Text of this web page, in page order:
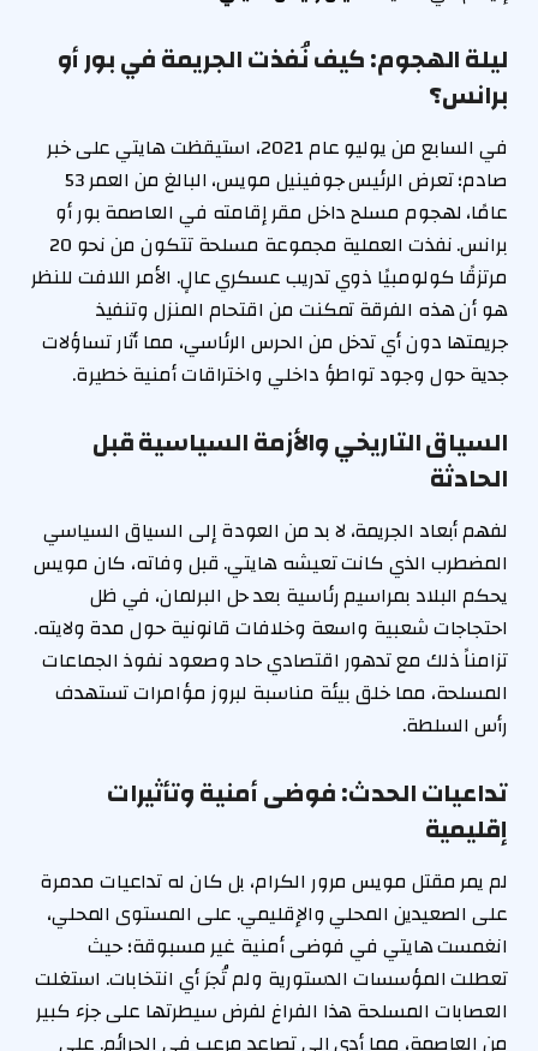
ليلة الهجوم: كيف نُفذت الجريمة في بور أو
برانس؟
في السابع من يوليو عام 2021، استيقظت هايتي على خبر
صادم؛ تعرض الرئيس جوفينيل مويس، البالغ من العمر 53
عامًا، لهجوم مسلح داخل مقر إقامته في العاصمة بور أو
برانس. نفذت العملية مجموعة مسلحة تتكون من نحو 20
مرتزقًا كولومبيًا ذوي تدريب عسكري عالٍ. الأمر اللافت للنظر
هو أن هذه الفرقة تمكنت من اقتحام المنزل وتنفيذ
جريمتها دون أي تدخل من الحرس الرئاسي، مما أثار تساؤلات
جدية حول وجود تواطؤ داخلي واختراقات أمنية خطيرة.
السياق التاريخي والأزمة السياسية قبل
الحادثة
لفهم أبعاد الجريمة، لا بد من العودة إلى السياق السياسي
المضطرب الذي كانت تعيشه هايتي. قبل وفاته، كان مويس
يحكم البلاد بمراسيم رئاسية بعد حل البرلمان، في ظل
احتجاجات شعبية واسعة وخلافات قانونية حول مدة ولايته.
تزامناً ذلك مع تدهور اقتصادي حاد وصعود نفوذ الجماعات
المسلحة، مما خلق بيئة مناسبة لبروز مؤامرات تستهدف
رأس السلطة.
تداعيات الحدث: فوضى أمنية وتأثيرات
إقليمية
لم يمر مقتل مويس مرور الكرام، بل كان له تداعيات مدمرة
على الصعيدين المحلي والإقليمي. على المستوى المحلي،
انغمست هايتي في فوضى أمنية غير مسبوقة؛ حيث
تعطلت المؤسسات الدستورية ولم تُجرَ أي انتخابات. استغلت
العصابات المسلحة هذا الفراغ لفرض سيطرتها على جزء كبير